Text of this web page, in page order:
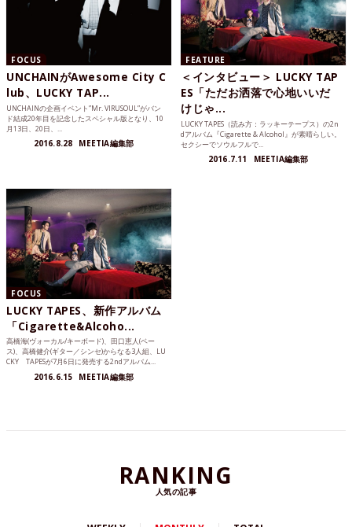
FOCUS
UNCHAINがAwesome City C
lub、LUCKY TAP...
UNCHAINの企画イベント”Mr. VIRUSOUL”がバン
ド結成20年目を記念したスペシャル版となり、10
月13日、20日、...
2016.8.28 MEETIA編集部
FEATURE
＜インタビュー＞ LUCKY TAP
ES「ただお洒落で心地いいだ
けじゃ...
LUCKY TAPES（読み方：ラッキーテープス）の2n
dアルバム『Cigarette & Alcohol』が素晴らしい。
セクシーでソウルフルで...
2016.7.11 MEETIA編集部
FOCUS
LUCKY TAPES、新作アルバム
「Cigarette&Alcoho...
高橋海(ヴォーカル/キーボード)、田口恵人(ベー
ス)、高橋健介(ギター／シンセ)からなる3人組、LU
CKY TAPESが7月6日に発売する2ndアルバム...
2016.6.15 MEETIA編集部
RANKING
人気の記事